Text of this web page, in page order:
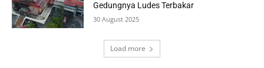
Gedungnya Ludes Terbakar
30 August 2025
Load more